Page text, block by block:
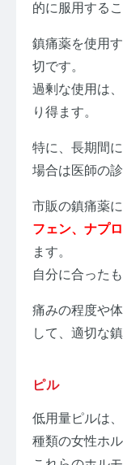
的に服用する
鎮痛薬を使用
切です。
過剰な使用は
り得ます。
特に、長期間
場合は医師の
市販の鎮痛薬に
フェン、ナプ
ます。
自分に合った
痛みの程度や
して、適切な
ピル
低用量ピルは
種類の女性ホ